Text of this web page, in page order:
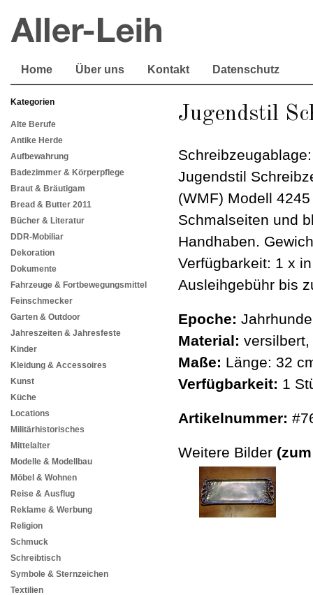
Home Über uns Kontakt Datenschutz
Kategorien
Alte Berufe
Antike Herde
Aufbewahrung
Badezimmer & Körperpflege
Braut & Bräutigam
Bread & Butter 2011
Bücher & Literatur
DDR-Mobiliar
Dekoration
Dokumente
Fahrzeuge & Fortbewegungsmittel
Feinschmecker
Garten & Outdoor
Jahreszeiten & Jahresfeste
Kinder
Kleidung & Accessoires
Kunst
Küche
Locations
Militärhistorisches
Mittelalter
Modelle & Modellbau
Möbel & Wohnen
Reise & Ausflug
Reklame & Werbung
Religion
Schmuck
Schreibtisch
Symbole & Sternzeichen
Textilien
Jugendstil
Jugendstil
(WMF) Modell
Schmalseiten und
Handhaben.
Verfügbarkeit: 1 x
Ausleihgebühr bis
Epoche:
Material:
Maße: Länge: 32
Verfügbarkeit: 1
Artikelnummer:
Weitere Bilder